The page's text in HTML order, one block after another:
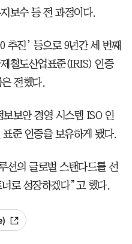
보수 등 전 과정이다.
추진’ 등으로 9년간 세 번째
철도산업표준(IRIS) 인증
전했다.
보안 경영 시스템 ISO 인
준 인증을 보유하게 됐다.
션의 글로벌 스탠다드를 선
로 성장하겠다”고 했다.